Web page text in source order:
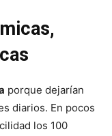
porque dejarían
diarios. En pocos
los 100